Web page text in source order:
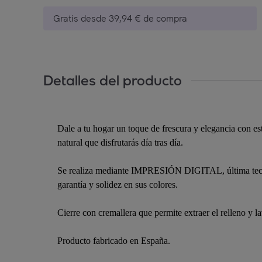
Gratis desde 39,94 € de compra
Detalles del producto
Dale a tu hogar un toque de frescura y elegancia con
natural que disfrutarás día tras día.
Se realiza mediante IMPRESIÓN DIGITAL, última
garantía y solidez en sus colores.
Cierre con cremallera que permite extraer el relleno y
Producto fabricado en España.